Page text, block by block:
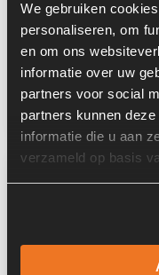
We gebruiken
personaliseren, om
en om ons
informatie over uw
partners voor social
partners kunnen
informatie die u aan
verzameld op basis
Locatie:
Land:
Past op de volgende
Overige informatie
Type 1: AZ150